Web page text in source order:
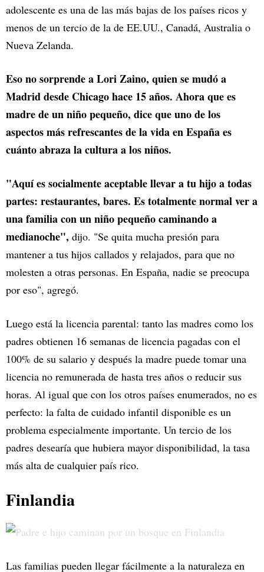
adolescente es una de las más bajas de los países ricos y
menos de un tercio de la de EE.UU., Canadá, Australia o
Nueva Zelanda.
Eso no sorprende a Lori Zaino, quien se mudó a
Madrid desde Chicago hace 15 años. Ahora que es
madre de un niño pequeño, dice que uno de los
aspectos más refrescantes de la vida en España es
cuánto abraza la cultura a los niños.
"Aquí es socialmente aceptable llevar a tu hijo a todas
partes: restaurantes, bares. Es totalmente normal ver a
una familia con un niño pequeño caminando a
medianoche", dijo. "Se quita mucha presión para
mantener a tus hijos callados y relajados, para que no
molesten a otras personas. En España, nadie se preocupa
por eso", agregó.
Luego está la licencia parental: tanto las madres como los
padres obtienen 16 semanas de licencia pagadas con el
100% de su salario y después la madre puede tomar una
licencia no remunerada de hasta tres años o reducir sus
horas. Al igual que con los otros países enumerados, no es
perfecto: la falta de cuidado infantil disponible es un
problema especialmente importante. Un tercio de los
padres desearía que hubiera mayor disponibilidad, la tasa
más alta de cualquier país rico.
Finlandia
Las familias pueden llegar fácilmente a la naturaleza en